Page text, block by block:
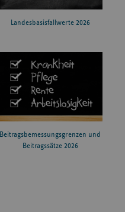
Landesbasisfallwerte 2026
Beitragsbemessungsgrenzen und
Beitragssätze 2026